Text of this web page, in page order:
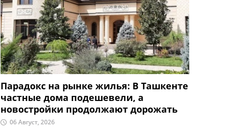
Парадокс на рынке жилья: В Ташкенте
частные дома подешевели, а
новостройки продолжают дорожать
06 Август, 2026